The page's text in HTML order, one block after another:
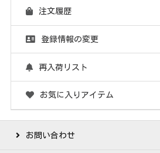
注文履歴
登録情報の変更
再入荷リスト
お気に入りアイテム
お問い合わせ